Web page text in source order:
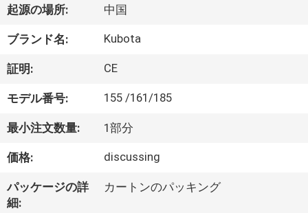
ダ
ク
ト
私
に
つ
起源の場所: 中国
ブランド名: Kubota
証明: CE
モデル番号: 155 /161/185
最小注文数量: 1部分
価格: discussing
パッケージの詳
細:
カートンのパッキング